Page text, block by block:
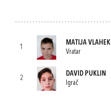
1
MATIJA VLAHEK
Vratar
2
DAVID PUKLIN
Igrač